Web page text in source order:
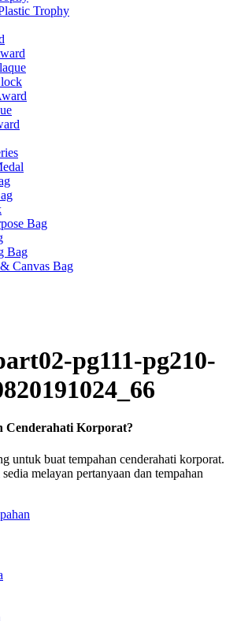
Trophy
Bag
Bag
Canvas Bag
pg111-pg210-
Cenderahati Korporat?
untuk buat tempahan cenderahati korporat.
melayan pertanyaan dan tempahan